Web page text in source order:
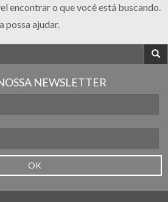
encontrar o que você está buscando.
possa ajudar.
NEWSLETTER
OK